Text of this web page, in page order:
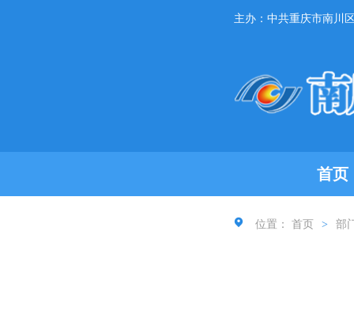
主办：中共重庆市南川
首页
位置： 首页 > 部